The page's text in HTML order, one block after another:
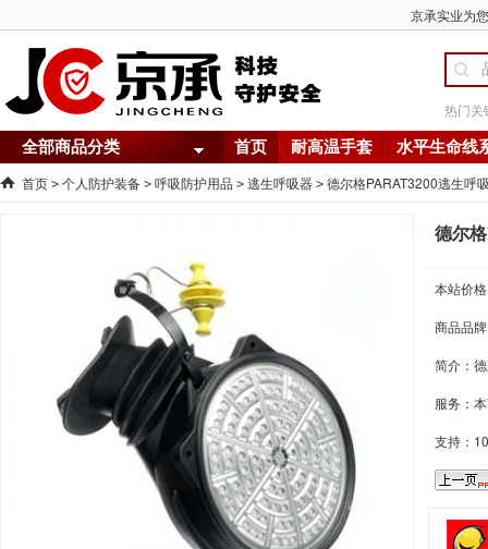
京承实业为
热门关
全部商品分类 首页 耐高温手套 水平生命线
首页 > 个人防护装备 > 呼吸防护用品 > 逃生呼吸器 > 德尔格PARAT3200逃生呼
德尔
本站价
商品品
简介：
服务：
支持：